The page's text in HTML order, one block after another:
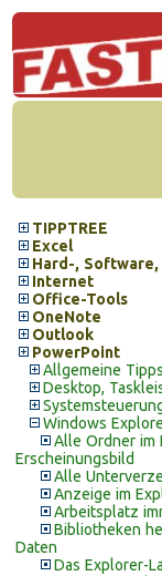
TIPPTREE
Excel
Hard-,
Internet
Office-Tools
OneNote
Outlook
PowerPoint
Allgemeine Tipps
Desktop,
Windows
Alle Ordner im
Erscheinungsbild
Alle
Anzeige im
Arbeitsplatz
Bibliotheken
Daten
Das Explorer-